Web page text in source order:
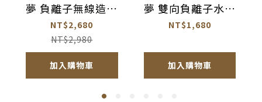
夢 負離子無線造型
梳【AC003】
NT$2,680
NT$2,980
加入購物車
夢 雙向負離子水光
離子夾【AC005】
NT$1,680
加入購物車